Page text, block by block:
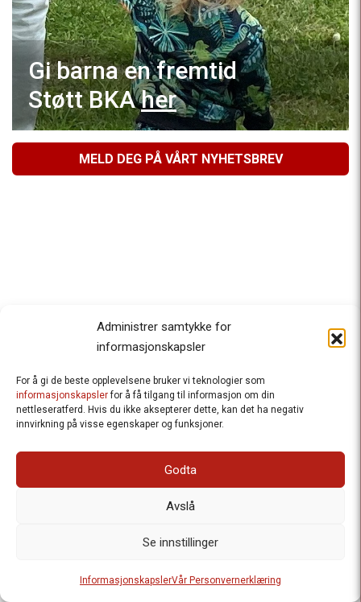
Administrer samtykke for
informasjonskapsler
For å gi de beste opplevelsene bruker vi teknologier som
informasjonskapslerfor å få tilgang til informasjon om din
nettleseratferd. Hvis du ikke aksepterer dette, kan det ha negativ
innvirkning på visse egenskaper og funksjoner.
Godta
Avslå
Se innstillinger
InformasjonskapslerVår Personvernerklæring
Gi barna en fremtid
Støtt BKAher
MELD DEG PÅ VÅRT NYHETSBREV
Besteforeldrenes klimaaksjon
Ansvarlig redaktør
: Halfdan Wiik |
: Postboks 1231 Vika, 0110 Oslo.
Organisasjonsnummer
Merete Bertheau